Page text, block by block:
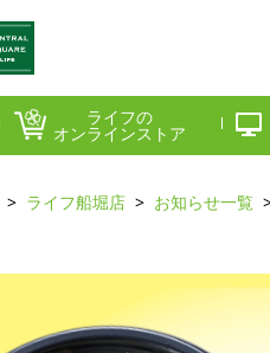
大阪府
ライフの
オンラインストア
ライフ船堀店 お知らせ一覧